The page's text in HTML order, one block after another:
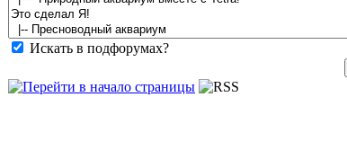
Искать в подфорумах?